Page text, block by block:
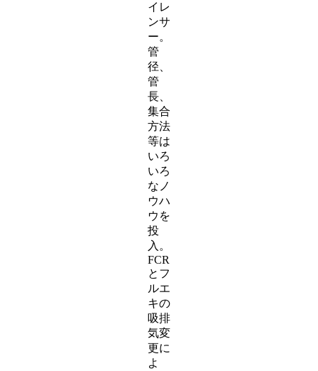
イレ
ンサ
ー。
管
径、
管
長、
集合
方法
等は
いろ
いろ
なノ
ウハ
ウを
投
入。
FCR
とフ
ルエ
キの
吸排
気変
更に
よ